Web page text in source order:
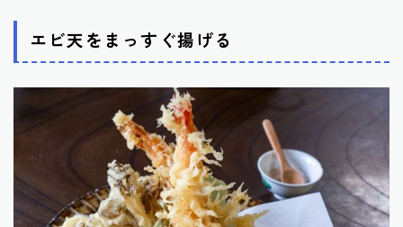
エビ天をまっすぐ揚げる